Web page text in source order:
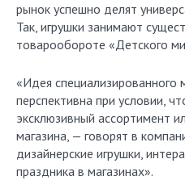
рынок успешно делят
Так, игрушки занимают
товарообороте «Детского
«Идея специализированного
перспективна при условии,
эксклюзивный ассортимент
магазина, — говорят в
дизайнерские игрушки,
праздника в магазинах».